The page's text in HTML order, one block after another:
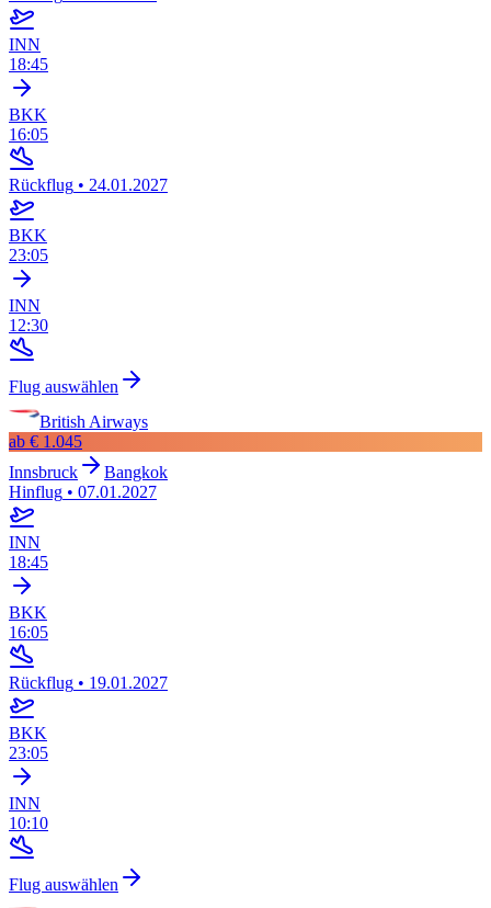
INN
18:45
BKK
16:05
Rückflug • 24.01.2027
BKK
23:05
INN
12:30
Flug auswählen
British Airways
ab € 1.045
Innsbruck
Bangkok
Hinflug • 07.01.2027
INN
18:45
BKK
16:05
Rückflug • 19.01.2027
BKK
23:05
INN
10:10
Flug auswählen